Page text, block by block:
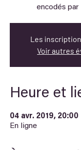
encodés par
Les
Voir autres
Heure et
04 avr. 2019, 20:00
En ligne